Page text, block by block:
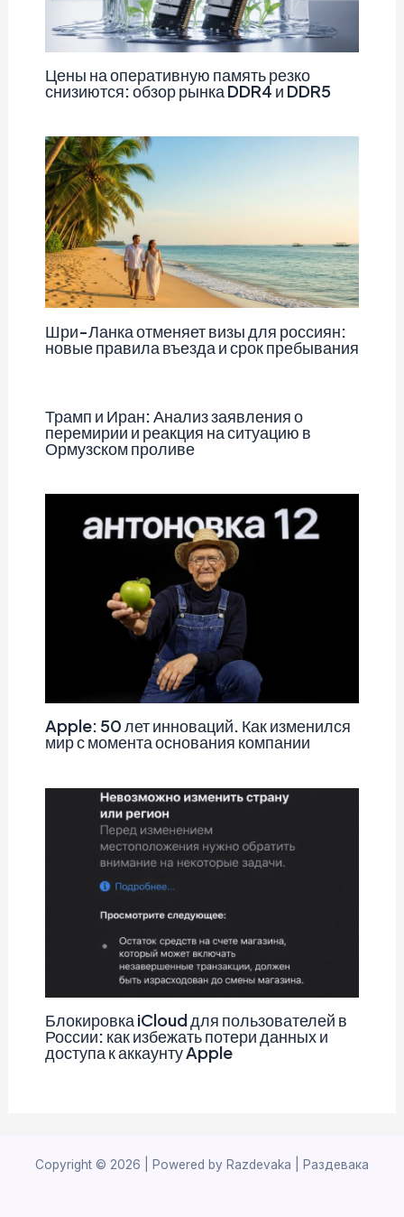
Цены на оперативную память резко
снизиются: обзор рынка DDR4 и DDR5
Шри-Ланка отменяет визы для россиян:
новые правила въезда и срок пребывания
Трамп и Иран: Анализ заявления о
перемирии и реакция на ситуацию в
Ормузском проливе
Apple: 50 лет инноваций. Как изменился
мир с момента основания компании
Блокировка iCloud для пользователей в
России: как избежать потери данных и
доступа к аккаунту Apple
Copyright © 2026 | Powered by Razdevaka | Раздевака